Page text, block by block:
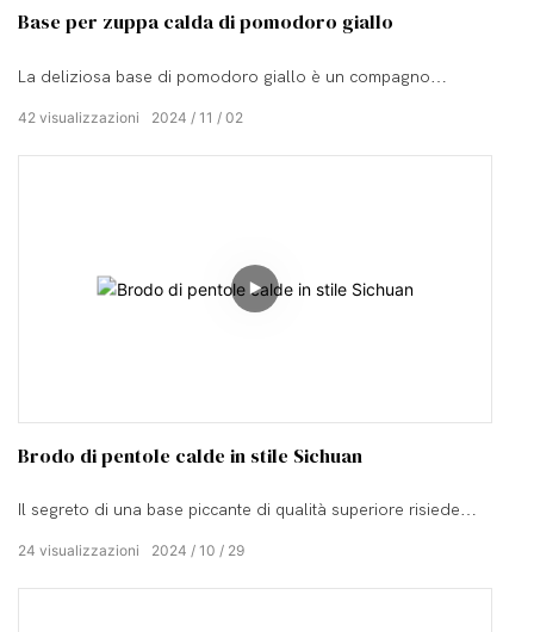
Base per zuppa calda di pomodoro giallo
La deliziosa base di pomodoro giallo è un compagno
2024 11 02
42 visualizzazioni
Brodo di pentole calde in stile Sichuan
Il segreto di una base piccante di qualità superiore risiede
2024 10 29
24 visualizzazioni